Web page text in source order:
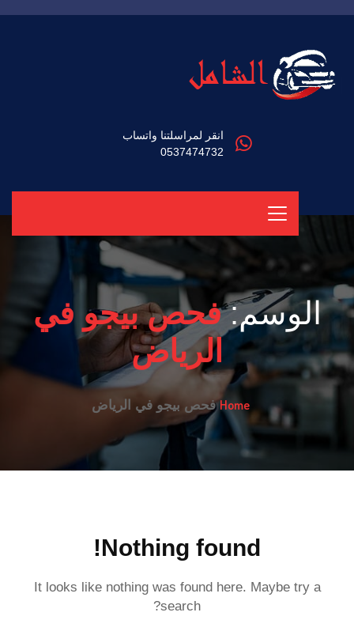
انقر لمراسلتنا واتساب
0537474732
الوسم:فحص بيجو في
الرياض
Homeفحص بيجو في الرياض
Nothing found!
It looks like nothing was found here. Maybe try a
search?